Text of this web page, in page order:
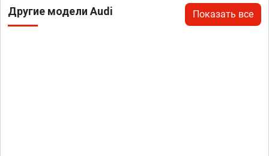
Другие модели Audi Показать все